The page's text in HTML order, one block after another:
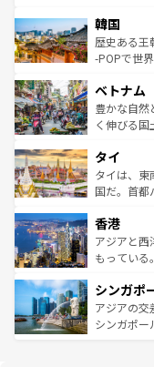
ワイを、存分に味わ
はコンテン
いる。アク
ビング、ハ
い。オース
参照してほ
ン）、静ひ
と山間の静
驚きをもた
容にもいい
照してほし
韓国
歴史ある王
-POPで世
き、地方に
できる。そ
まで、さ
リティに包
覧を参照し
ベトナム
豊かな自然
く伸びる
急速な発展
ーチミン市
醸し出して
とつ。フォ
ひ現地で味
が旅行者を
参照してほ
タイ
タイは、東
国だ。首都
の活気が交
帯で自然と
いビーチで
激する。気
が待ってい
た文化、そ
香港
アジアと西
もっている
み、どこを
ており、効
うな絶景か
シンガポ
アジアの交
シンガポー